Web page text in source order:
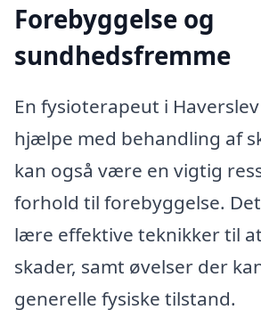
Forebyggelse og
sundhedsfremme
En fysioterapeut i
hjælpe med behandling af
kan også være en vigtig
forhold til forebyggelse.
lære effektive teknikker til
skader, samt øvelser der
generelle fysiske tilstand.